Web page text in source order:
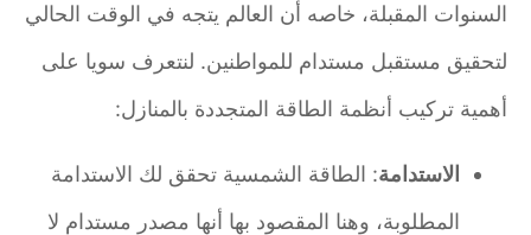
السنوات المقبلة، خاصه أن العالم يتجه في الوقت الحالي
لتحقيق مستقبل مستدام للمواطنين. لنتعرف سويا على
أهمية تركيب أنظمة الطاقة المتجددة بالمنازل:
الاستدامة: الطاقة الشمسية تحقق لك الاستدامة
المطلوبة، وهنا المقصود بها أنها مصدر مستدام لا